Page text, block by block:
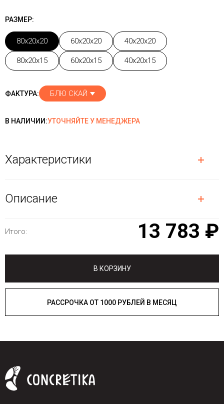
РАЗМЕР:
80x20x20 60x20x20 40x20x20
80x20x15 60x20x15 40x20x15
ФАКТУРА: БЛЮ СКАЙ
В НАЛИЧИИ:УТОЧНЯЙТЕ У МЕНЕДЖЕРА
Характеристики
Описание
Итого: 13 783 ₽
В КОРЗИНУ
РАССРОЧКА ОТ 1000 РУБЛЕЙ В МЕСЯЦ